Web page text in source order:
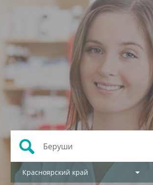
Красноярский край